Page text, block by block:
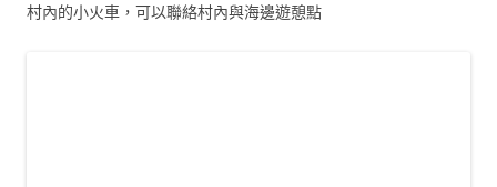
村內的小火車，可以聯絡村內與海邊遊憩點